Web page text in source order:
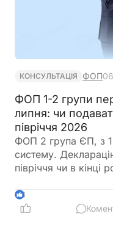
КОНСУЛЬТАЦІЯ ФОП
ФОП 1-2 групи
липня: чи
півріччя 2026
ФОП 2 група ЄП, з 1
систему.
півріччя чи в кінці
8